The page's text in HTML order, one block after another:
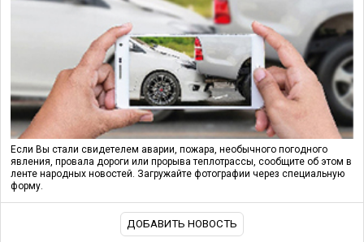
Если Вы стали свидетелем аварии, пожара, необычного погодного
явления, провала дороги или прорыва теплотрассы, сообщите об этом в
ленте народных новостей. Загружайте фотографии через специальную
форму.
ДОБАВИТЬ НОВОСТЬ